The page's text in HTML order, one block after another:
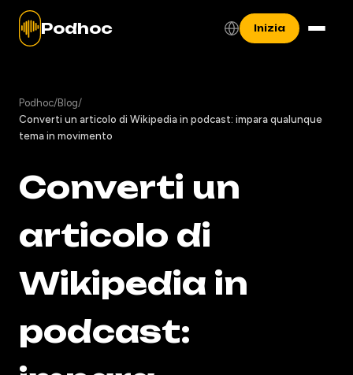
Podhoc Inizia
Podhoc/Blog/
Converti un articolo di Wikipedia in podcast: impara qualunque
tema in movimento
Converti un
articolo di
Wikipedia in
podcast: